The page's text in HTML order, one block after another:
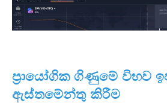
ප්‍රායෝගික ගිණුමේ විභව
ඇස්තමේන්තු කිරීම